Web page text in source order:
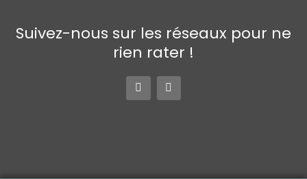
Suivez-nous sur les réseaux pour ne
rien rater !
F
a
c
I
n
s